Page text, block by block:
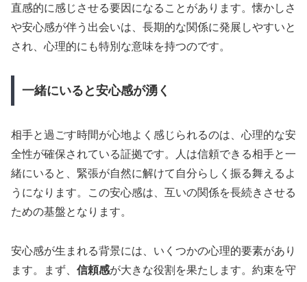
直感的に感じさせる要因になることがあります。懐かしさ
や安心感が伴う出会いは、長期的な関係に発展しやすいと
され、心理的にも特別な意味を持つのです。
一緒にいると安心感が湧く
相手と過ごす時間が心地よく感じられるのは、心理的な安
全性が確保されている証拠です。人は信頼できる相手と一
緒にいると、緊張が自然に解けて自分らしく振る舞えるよ
うになります。この安心感は、互いの関係を長続きさせる
ための基盤となります。
安心感が生まれる背景には、いくつかの心理的要素があり
ます。まず、 信頼感が大きな役割を果たします。約束を守